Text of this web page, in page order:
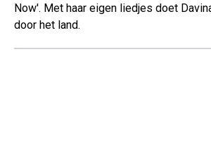
Now'. Met haar eigen liedjes doet
door het land.